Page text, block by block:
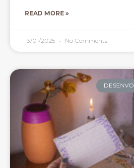
READ MORE »
13/01/2025 No Comments